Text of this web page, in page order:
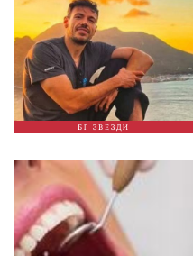
БГ ЗВЕЗДИ